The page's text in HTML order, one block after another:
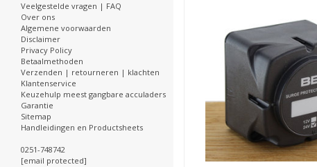
Veelgestelde vragen | FAQ
Over ons
Algemene voorwaarden
Disclaimer
Privacy Policy
Betaalmethoden
Verzenden | retourneren | klachten
Klantenservice
Keuzehulp meest gangbare acculaders
Garantie
Sitemap
Handleidingen en Productsheets
0251-748742
[email protected]